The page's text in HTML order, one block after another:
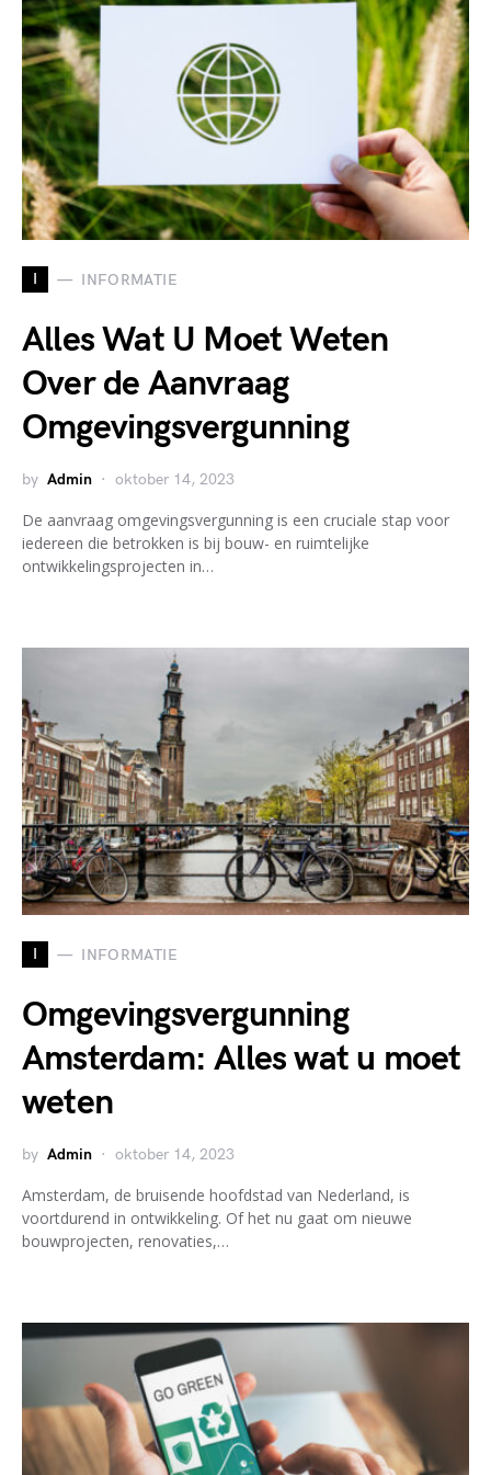
I INFORMATIE
Alles Wat U Moet Weten
Over de Aanvraag
Omgevingsvergunning
by Admin oktober 14, 2023
De aanvraag omgevingsvergunning is een cruciale stap voor
iedereen die betrokken is bij bouw- en ruimtelijke
ontwikkelingsprojecten in…
I INFORMATIE
Omgevingsvergunning
Amsterdam: Alles wat u moet
weten
by Admin oktober 14, 2023
Amsterdam, de bruisende hoofdstad van Nederland, is
voortdurend in ontwikkeling. Of het nu gaat om nieuwe
bouwprojecten, renovaties,…